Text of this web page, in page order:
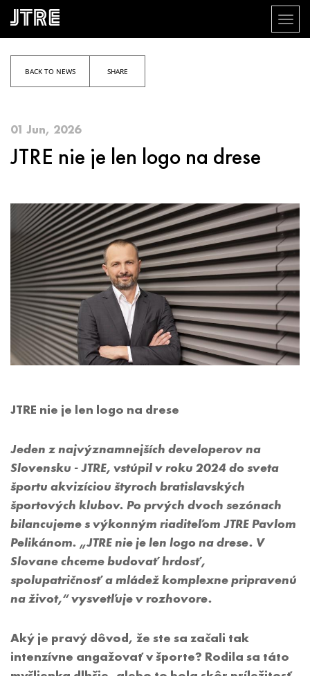
Skip
BACK TO NEWS SHARE
01 Jun, 2026
JTRE nie je len logo na drese
JTRE nie je len logo na drese
Jeden z najvýznamnejších developerov na
Slovensku - JTRE, vstúpil v roku 2024 do sveta
športu akvizíciou štyroch bratislavských
športových klubov. Po prvých dvoch sezónach
bilancujeme s výkonným riaditeľom JTRE Pavlom
Pelikánom. „JTRE nie je len logo na drese. V
Slovane chceme budovať hrdosť,
spolupatričnosť a mládež komplexne pripravenú
na život,“ vysvetľuje v rozhovore.
Aký je pravý dôvod, že ste sa začali tak
intenzívne angažovať v športe? Rodila sa táto